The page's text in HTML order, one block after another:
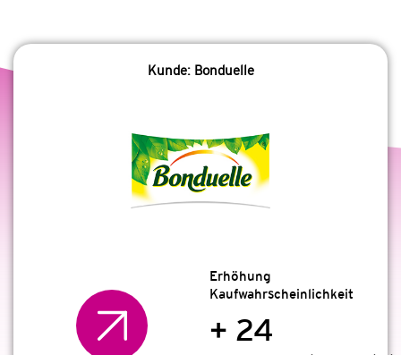
Kunde: Bonduelle
Erhöhung
Kaufwahrscheinlichkeit
+ 24